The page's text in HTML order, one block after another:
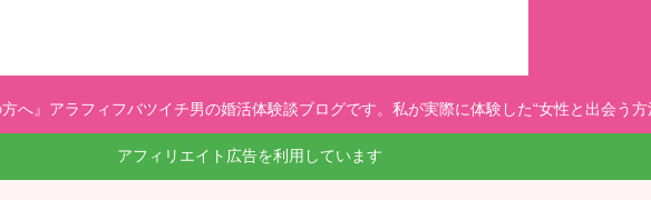
へ』アラフィフバツイチ男の婚活体験談ブログです。私が実際に体験した“女性と出会う方
アフィリエイト広告を利用しています